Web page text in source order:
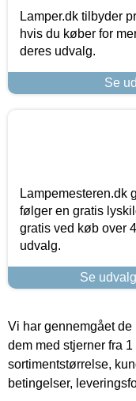
Lamper.dk tilbyder
hvis du køber for
deres udvalg.
Se
Lampemesteren.dk
følger en gratis
gratis ved køb over
udvalg.
Se
Vi har gennemgået
dem med stjerner fra
sortimentstørrelse,
betingelser,